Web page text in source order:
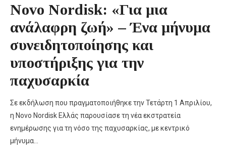
Novo Nordisk: «Για μια
ανάλαφρη ζωή» – Ένα μήνυμα
συνειδητοποίησης και
υποστήριξης για την
παχυσαρκία
Σε εκδήλωση που πραγματοποιήθηκε την Τετάρτη 1 Απριλίου,
η Novo Nordisk Ελλάς παρουσίασε τη νέα εκστρατεία
ενημέρωσης για τη νόσο της παχυσαρκίας, με κεντρικό
μήνυμα…